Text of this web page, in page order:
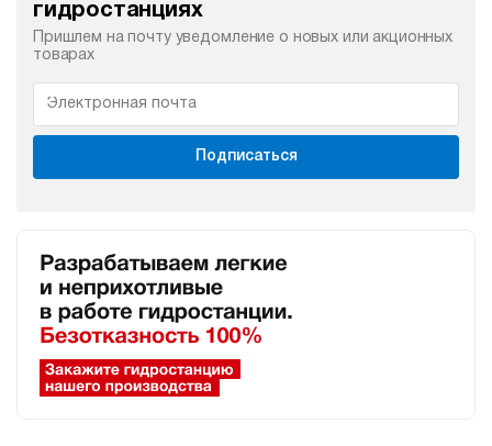
гидростанциях
Пришлем на почту уведомление о новых или акционных
товарах
Подписаться